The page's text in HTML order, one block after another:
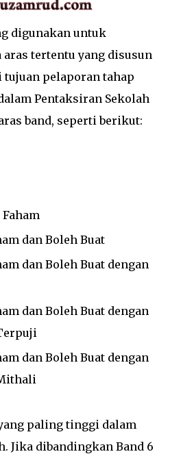
digunakan untuk
tertentu yang disusun
pelaporan tahap
Pentaksiran Sekolah
band, seperti berikut:
dan Boleh Buat
dan Boleh Buat dengan
dan Boleh Buat dengan
dan Boleh Buat dengan
paling tinggi dalam
Jika dibandingkan Band 6